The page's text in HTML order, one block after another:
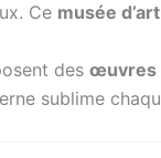
Ce musée
des œuvres
sublime